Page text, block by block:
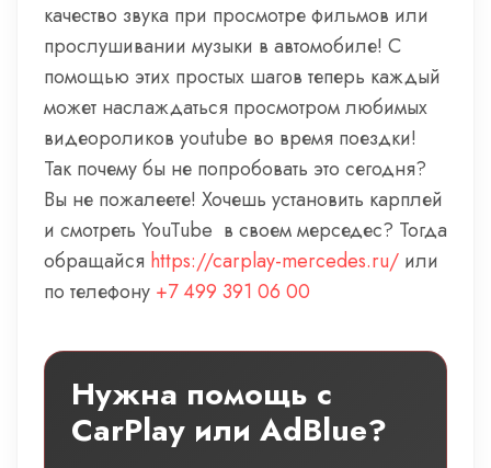
качество звука при просмотре фильмов или
прослушивании музыки в автомобиле! С
помощью этих простых шагов теперь каждый
может наслаждаться просмотром любимых
видеороликов youtube во время поездки!
Так почему бы не попробовать это сегодня?
Вы не пожалеете! Хочешь установить карплей
и смотреть YouTube в своем мерседес? Тогда
обращайся https://carplay-mercedes.ru/ или
по телефону +7 499 391 06 00
Нужна помощь с
CarPlay или AdBlue?